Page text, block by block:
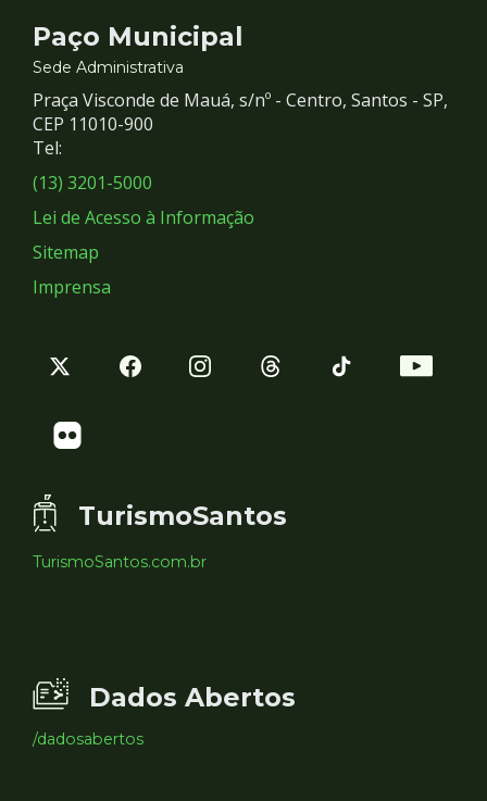
Contato
e
Redes
Sociais
Paço Municipal
Sede Administrativa
Praça Visconde de Mauá, s/nº - Centro, Santos - SP,
CEP 11010-900
Tel:
(13) 3201-5000
Lei de Acesso à Informação
Sitemap
Imprensa
TurismoSantos
TurismoSantos.com.br
Dados Abertos
/dadosabertos